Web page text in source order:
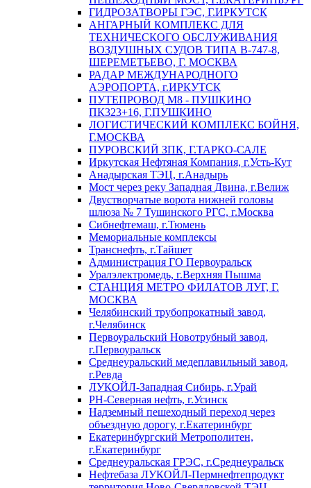
ГИДРОЗАТВОРЫ ГЭС, Г.ИРКУТСК
АНГАРНЫЙ КОМПЛЕКС ДЛЯ
ТЕХНИЧЕСКОГО ОБСЛУЖИВАНИЯ
ВОЗДУШНЫХ СУДОВ ТИПА В-747-8,
ШЕРЕМЕТЬЕВО, Г. МОСКВА
РАДАР МЕЖДУНАРОДНОГО
АЭРОПОРТА, г.ИРКУТСК
ПУТЕПРОВОД М8 - ПУШКИНО
ПК323+16, Г.ПУШКИНО
ЛОГИСТИЧЕСКИЙ КОМПЛЕКС БОЙНЯ,
Г.МОСКВА
ПУРОВСКИЙ ЗПК, Г.ТАРКО-САЛЕ
Иркутская Нефтяная Компания, г.Усть-Кут
Анадырская ТЭЦ, г.Анадырь
Мост через реку Западная Двина, г.Велиж
Двустворчатые ворота нижней головы
шлюза № 7 Тушинского РГС, г.Москва
Сибнефтемаш, г.Тюмень
Мемориальные комплексы
Транснефть, г.Тайшет
Администрация ГО Первоуральск
Уралэлектромедь, г.Верхняя Пышма
СТАНЦИЯ МЕТРО ФИЛАТОВ ЛУГ, Г.
МОСКВА
Челябинский трубопрокатный завод,
г.Челябинск
Первоуральский Новотрубный завод,
г.Первоуральск
Среднеуральский медеплавильный завод,
г.Ревда
ЛУКОЙЛ-Западная Сибирь, г.Урай
РН-Северная нефть, г.Усинск
Надземный пешеходный переход через
объездную дорогу, г.Екатеринбург
Екатеринбургский Метрополитен,
г.Екатеринбург
Среднеуральская ГРЭС, г.Среднеуральск
Нефтебаза ЛУКОЙЛ-Пермнефтепродукт